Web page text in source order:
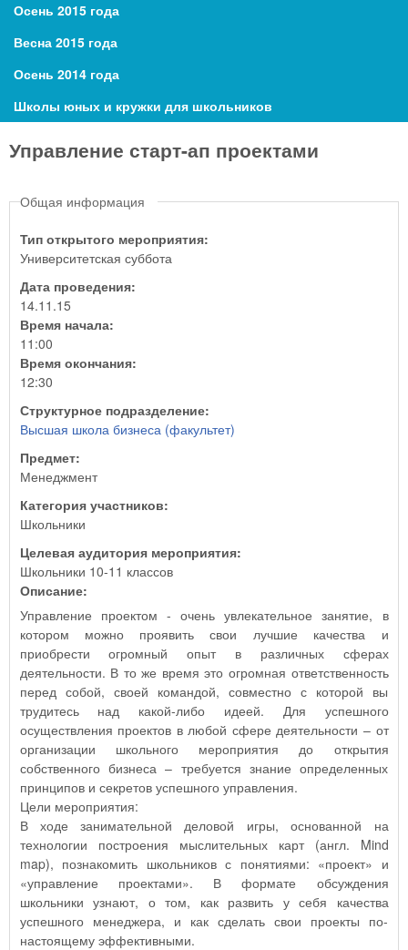
Осень 2015 года
Весна 2015 года
Осень 2014 года
Школы юных и кружки для школьников
Управление старт-ап проектами
Общая информация
Тип открытого мероприятия:
Университетская суббота
Дата проведения:
14.11.15
Время начала:
11:00
Время окончания:
12:30
Структурное подразделение:
Высшая школа бизнеса (факультет)
Предмет:
Менеджмент
Категория участников:
Школьники
Целевая аудитория мероприятия:
Школьники 10-11 классов
Описание:
Управление проектом - очень увлекательное занятие, в
котором можно проявить свои лучшие качества и
приобрести огромный опыт в различных сферах
деятельности. В то же время это огромная ответственность
перед собой, своей командой, совместно с которой вы
трудитесь над какой-либо идеей. Для успешного
осуществления проектов в любой сфере деятельности – от
организации школьного мероприятия до открытия
собственного бизнеса – требуется знание определенных
принципов и секретов успешного управления.
Цели мероприятия:
В ходе занимательной деловой игры, основанной на
технологии построения мыслительных карт (англ. Mind
map), познакомить школьников с понятиями: «проект» и
«управление проектами». В формате обсуждения
школьники узнают, о том, как развить у себя качества
успешного менеджера, и как сделать свои проекты по-
настоящему эффективными.